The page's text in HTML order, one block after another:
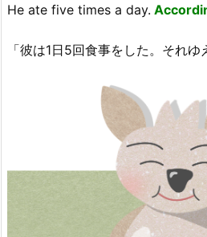
He ate five times a day.
「彼は1日5回食事をした。それゆ